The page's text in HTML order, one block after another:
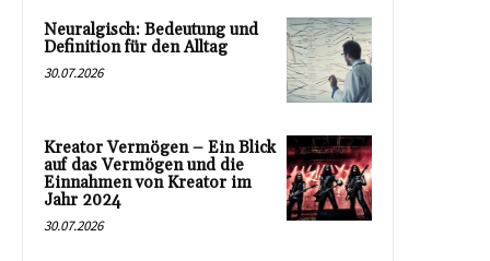
Neuralgisch: Bedeutung und
Definition für den Alltag
30.07.2026
Kreator Vermögen – Ein Blick
auf das Vermögen und die
Einnahmen von Kreator im
Jahr 2024
30.07.2026